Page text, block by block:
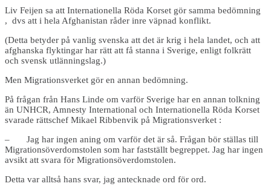
Liv Feijen sa att Internationella Röda Korset gör samma bedömning
, dvs att i hela Afghanistan råder inre väpnad konflikt.
(Detta betyder på vanlig svenska att det är krig i hela landet, och att
afghanska flyktingar har rätt att få stanna i Sverige, enligt folkrätt
och svensk utlänningslag.)
Men Migrationsverket gör en annan bedömning.
På frågan från Hans Linde om varför Sverige har en annan tolkning
än UNHCR, Amnesty International och Internationella Röda Korset
svarade rättschef Mikael Ribbenvik på Migrationsverket :
– Jag har ingen aning om varför det är så. Frågan bör ställas till
Migrationsöverdomstolen som har fastställt begreppet. Jag har ingen
avsikt att svara för Migrationsöverdomstolen.
Detta var alltså hans svar, jag antecknade ord för ord.